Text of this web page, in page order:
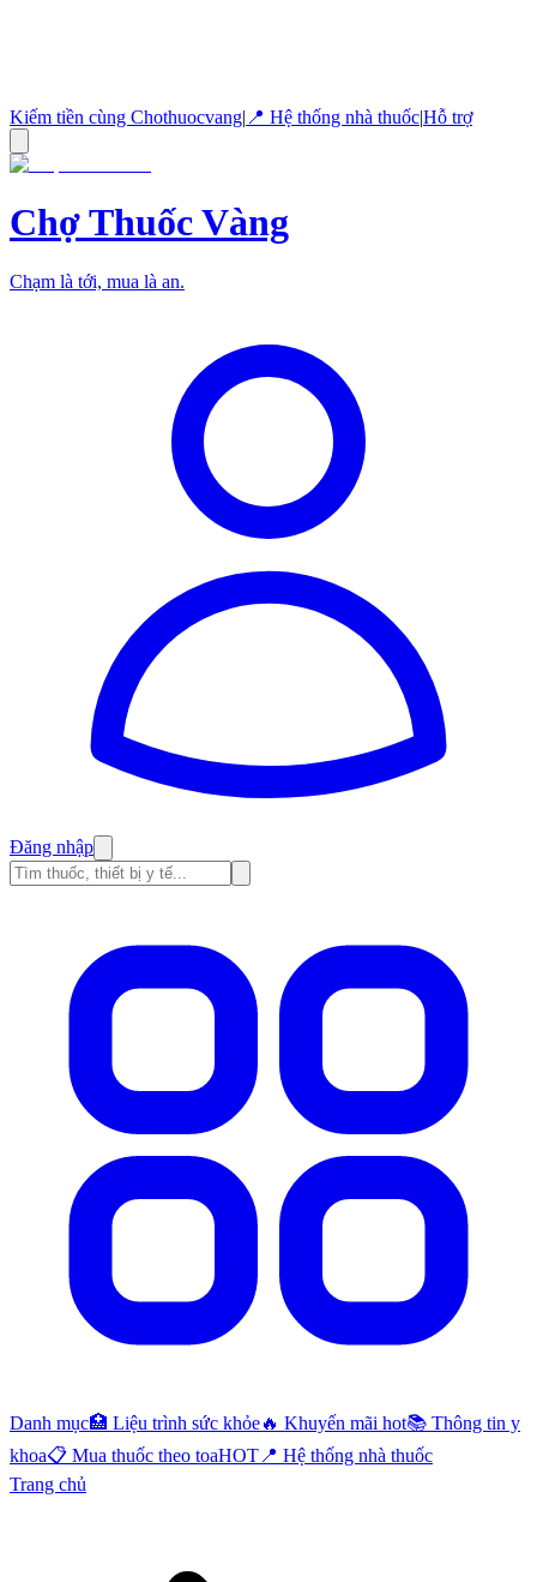
Kiếm tiền cùng Chothuocvang| 📍 Hệ thống nhà thuốc|Hỗ trợ
Chợ ThuốcVàng
Chạm là tới, mua là an.
Đăng nhập
Danh mục🏥 Liệu trình sức khỏe🔥 Khuyến mãi hot📚 Thông tin y
khoa📋 Mua thuốc theo toaHOT 📍 Hệ thống nhà thuốc
Trang chủ